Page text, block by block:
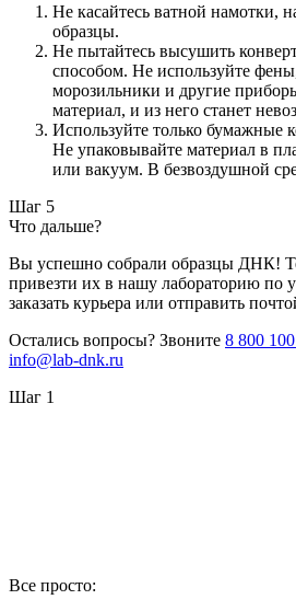
Не касайтесь ватной намотки,
образцы.
Не пытайтесь высушить
способом. Не используйте
морозильники и другие
материал, и из него станет
Используйте только бумажные
Не упаковывайте материал в
или вакуум. В безвоздушной
Шаг 5
Что дальше?
Вы успешно собрали образцы ДНК!
привезти их в нашу лабораторию по
заказать курьера или отправить
Остались вопросы? Звоните 8 800
info@lab-dnk.ru
Шаг 1
Все просто: